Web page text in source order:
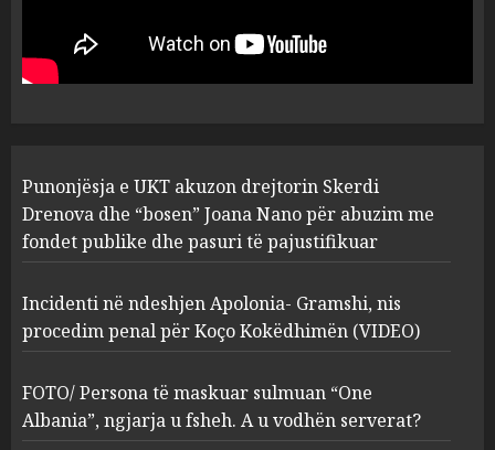
1
“bosen” Joana Nano për
abuzim me fondet publike dhe
pasuri të pajustifikuar
2
Apolonia- Gramshi, nis
procedim penal për Koço
Kokëdhimën (VIDEO)
MARCH 27, 2025
3
FOTO/ Persona të maskuar
sulmuan “One Albania”,
ngjarja u fsheh. A u vodhën
serverat?
MARCH 25, 2025
Punonjësja e UKT akuzon drejtorin Skerdi
Drenova dhe “bosen” Joana Nano për abuzim me
fondet publike dhe pasuri të pajustifikuar
Incidenti në ndeshjen Apolonia- Gramshi, nis
procedim penal për Koço Kokëdhimën (VIDEO)
FOTO/ Persona të maskuar sulmuan “One
Albania”, ngjarja u fsheh. A u vodhën serverat?